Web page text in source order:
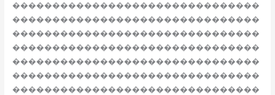
�������������������������������
�������������������������������
�������������������������������
�������������������������������
�������������������������������
�������������������������������
�������������������������������